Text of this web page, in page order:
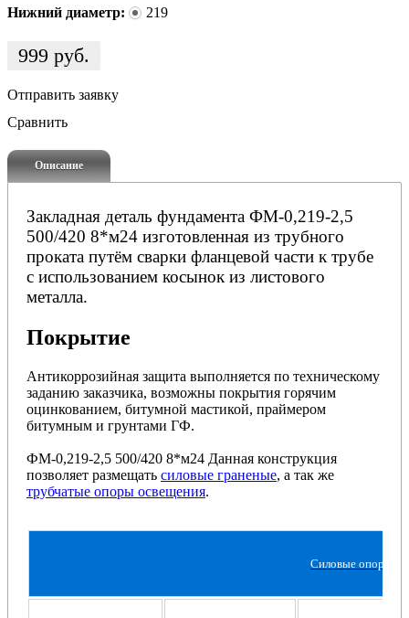
Нижний диаметр:
219
999 руб.
Отправить заявку
Сравнить
Описание
Закладная деталь фундамента ФМ-0,219-2,5
500/420 8*м24 изготовленная из трубного
проката путём сварки фланцевой части к трубе
с использованием косынок из листового
металла.
Покрытие
Антикоррозийная защита выполняется по техническому
заданию заказчика, возможны покрытия горячим
оцинкованием, битумной мастикой, праймером
битумным и грунтами ГФ.
ФМ-0,219-2,5 500/420 8*м24 Данная конструкция
позволяет размещать силовые граненые, а так же
трубчатые опоры освещения.
Силовые опоры